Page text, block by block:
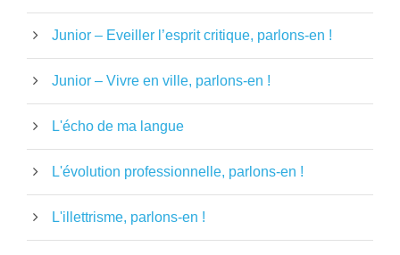
Junior – Eveiller l’esprit critique, parlons-en !
Junior – Vivre en ville, parlons-en !
L'écho de ma langue
L'évolution professionnelle, parlons-en !
L'illettrisme, parlons-en !